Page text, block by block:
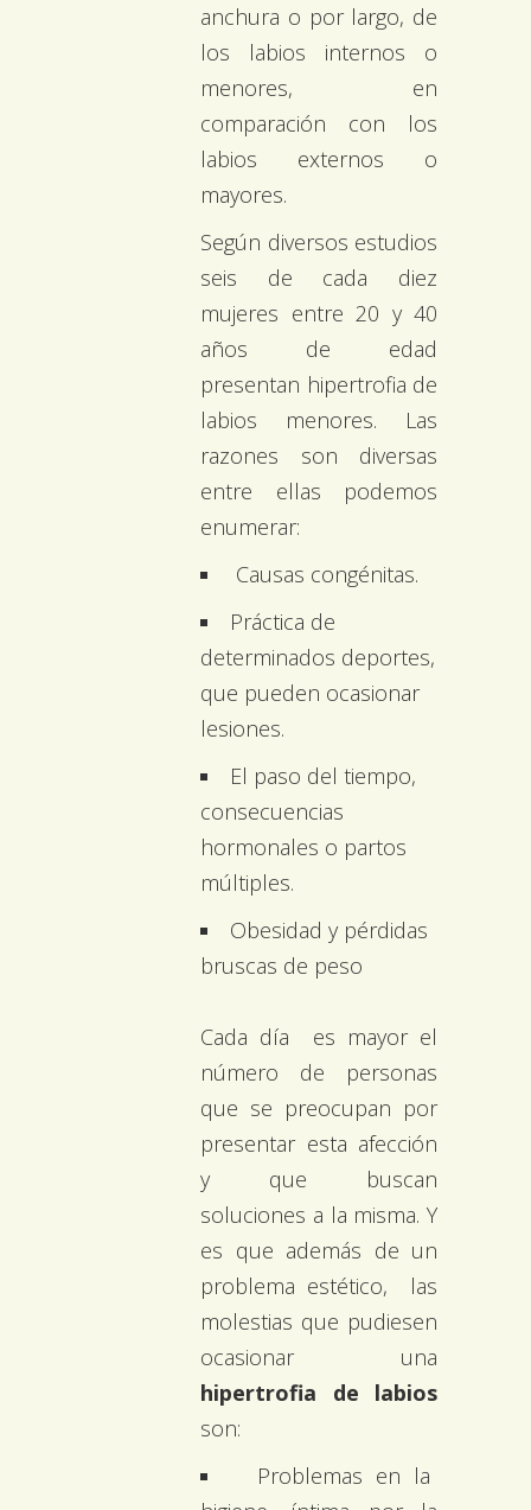
anchura o por largo, de
los labios internos o
menores, en
comparación con los
labios externos o
mayores.
Según diversos estudios
seis de cada diez
mujeres entre 20 y 40
años de edad
presentan hipertrofia de
labios menores. Las
razones son diversas
entre ellas podemos
enumerar:
Causas congénitas.
Práctica de
determinados deportes,
que pueden ocasionar
lesiones.
El paso del tiempo,
consecuencias
hormonales o partos
múltiples.
Obesidad y pérdidas
bruscas de peso
Cada día es mayor el
número de personas
que se preocupan por
presentar esta afección
y que buscan
soluciones a la misma. Y
es que además de un
problema estético, las
molestias que pudiesen
ocasionar una
hipertrofia de labios
son:
Problemas en la